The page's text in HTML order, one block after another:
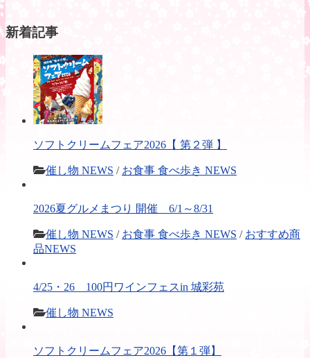
新着記事
ソフトクリームフェア2026【 第２弾 】
催し物 NEWS / お食事 食べ歩き NEWS
2026夏グルメまつり 開催 6/1～8/31
催し物 NEWS / お食事 食べ歩き NEWS / おすすめ商
品NEWS
4/25・26 100円ワインフェスin 城彩苑
催し物 NEWS
ソフトクリームフェア2026【第１弾】